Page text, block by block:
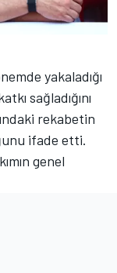
yakaladığı
sağladığını
rekabetin
ifade etti.
genel